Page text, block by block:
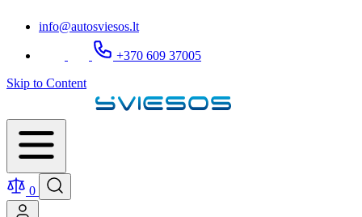
info@autosviesos.lt
+370 609 37005
Skip to Content
0